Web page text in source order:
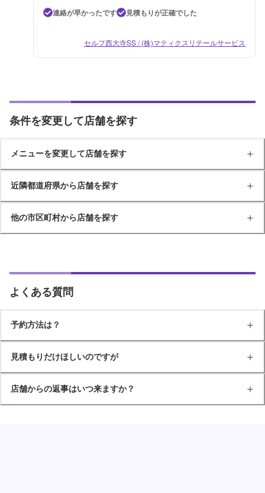
連絡が早かったです
見積もりが正確でした
セルフ西大寺SS / (株)マティクスリテールサービス
条件を変更して店舗を探す
メニューを変更して店舗を探す
近隣都道府県から店舗を探す
他の市区町村から店舗を探す
よくある質問
予約方法は？
見積もりだけほしいのですが
店舗からの返事はいつ来ますか？